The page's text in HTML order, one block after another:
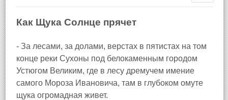
Как Щука Солнце прячет
- За лесами, за долами, верстах в пятистах на том
конце реки Сухоны под белокаменным городом
Устюгом Великим, где в лесу дремучем имение
самого Мороза Ивановича, там в глубоком омуте
щука огромадная живет.